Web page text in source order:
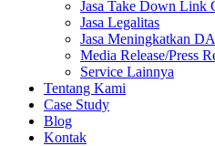
Jasa Take Down Link
Jasa Legalitas
Jasa Meningkatkan
Media Release/Press
Service Lainnya
Tentang Kami
Case Study
Blog
Kontak